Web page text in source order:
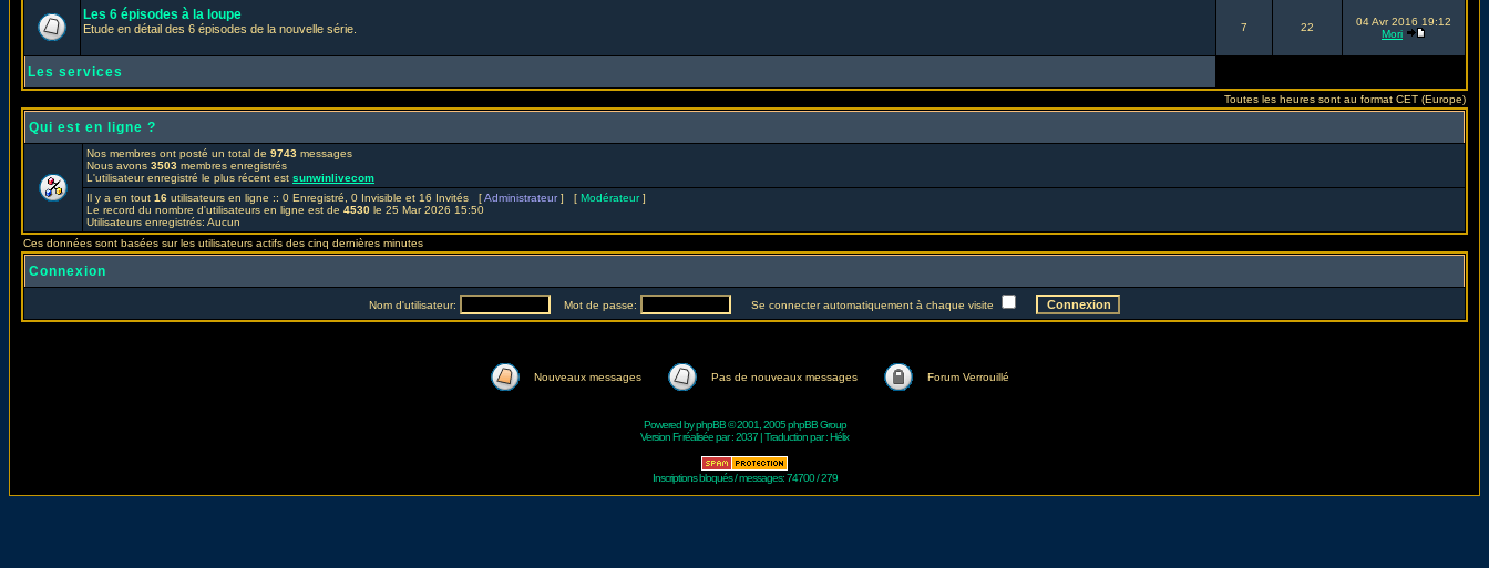
Les 6 épisodes à la loupe
Etude en détail des 6 épisodes de la nouvelle série. 7 22
04 Avr 2016 19:12
Mori
Les services
Toutes les heures sont au format CET (Europe)
Qui est en ligne ?
Nos membres ont posté un total de 9743 messages
Nous avons 3503 membres enregistrés
L'utilisateur enregistré le plus récent est sunwinlivecom
Il y a en tout 16 utilisateurs en ligne :: 0 Enregistré, 0 Invisible et 16 Invités [Administrateur] [ Modérateur]
Le record du nombre d'utilisateurs en ligne est de 4530 le 25 Mar 2026 15:50
Utilisateurs enregistrés: Aucun
Ces données sont basées sur les utilisateurs actifs des cinq dernières minutes
Connexion
Nom d'utilisateur: Mot de passe: Se connecter automatiquement à chaque visite
Nouveaux messages Pas de nouveaux messages Forum Verrouillé
Powered byphpBB© 2001, 2005 phpBB Group
Version Fr réalisée par :2037 | Traduction par :Hélix
Inscriptions bloqués / messages: 74700 / 279